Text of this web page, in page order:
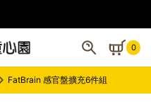
0
FatBrain 感官盤擴充6件組